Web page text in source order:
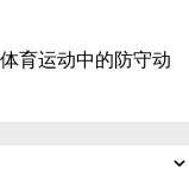
育运动中的防守动